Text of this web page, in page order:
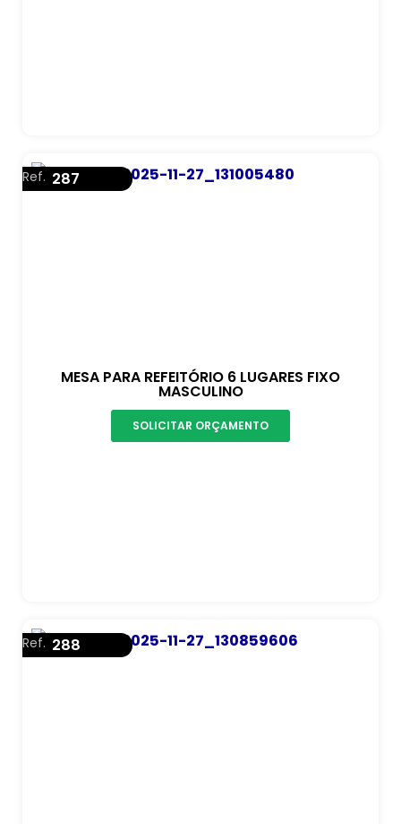
MESA PARA REFEITÓRIO 6 LUGARES FIXO
MASCULINO
Ref. 287
SOLICITAR ORÇAMENTO
Ref. 288